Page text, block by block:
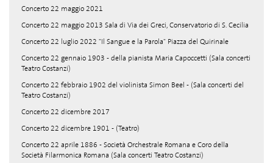
Concerto 22 maggio 2021
Concerto 22 maggio 2013 Sala di Via dei Greci, Conservatorio di S. Cecilia
Concerto 22 luglio 2022 "Il Sangue e la Parola" Piazza del Quirinale
Concerto 22 gennaio 1903 - della pianista Maria Capoccetti (Sala concerti
Teatro Costanzi)
Concerto 22 febbraio 1902 del violinista Simon Beel - (Sala concerti del
Teatro Costanzi)
Concerto 22 dicembre 2017
Concerto 22 dicembre 1901 - (Teatro)
Concerto 22 aprile 1886 - Società Orchestrale Romana e Coro della
Società Filarmonica Romana (Sala concerti Teatro Costanzi)